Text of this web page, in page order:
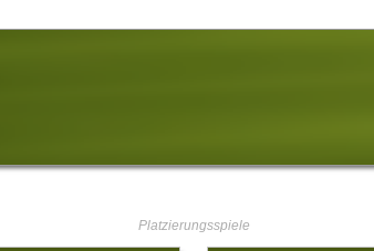
Platzierungsspiele